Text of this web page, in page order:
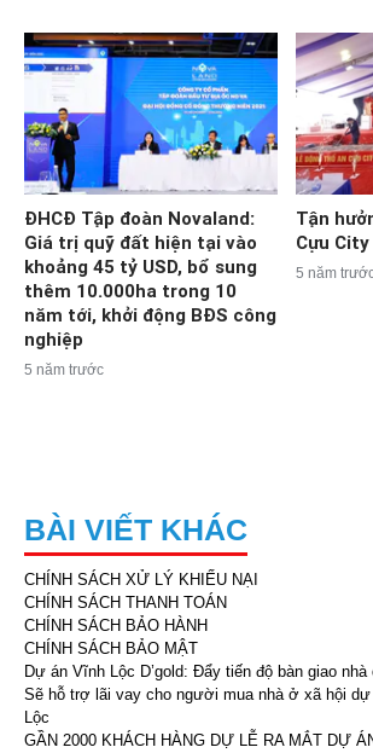
ĐHCĐ Tập đoàn Novaland:
Giá trị quỹ đất hiện tại vào
khoảng 45 tỷ USD, bổ sung
thêm 10.000ha trong 10
năm tới, khởi động BĐS công
nghiệp
5 năm trước
Tận
Cựu City
5 năm
BÀI VIẾT KHÁC
CHÍNH SÁCH XỬ LÝ KHIẾU NẠI
CHÍNH SÁCH THANH TOÁN
CHÍNH SÁCH BẢO HÀNH
CHÍNH SÁCH BẢO MẬT
Dự án Vĩnh Lộc D’gold: Đẩy tiến độ bàn giao
Sẽ hỗ trợ lãi vay cho người mua nhà ở xã hội
Lộc
GẦN 2000 KHÁCH HÀNG DỰ LỄ RA MẮT DỰ